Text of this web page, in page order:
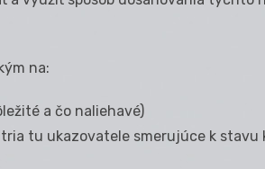
na:
a čo naliehavé)
tu ukazovatele smerujúce k stavu